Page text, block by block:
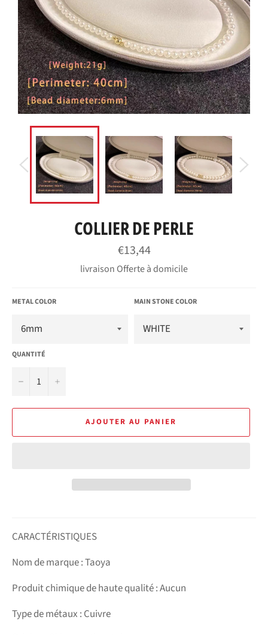
COLLIER DE PERLE
Prix
régulier
€13,44
livraison Offerte à domicile
METAL COLOR MAIN STONE COLOR
QUANTITÉ
− +
AJOUTER AU PANIER
CARACTÉRISTIQUES
Nom de marque : Taoya
Produit chimique de haute qualité : Aucun
Type de métaux : Cuivre